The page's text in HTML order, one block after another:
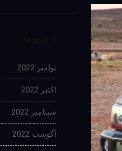
نوامبر 2022
اکتبر 2022
سپتامبر 2022
آگوست 2022